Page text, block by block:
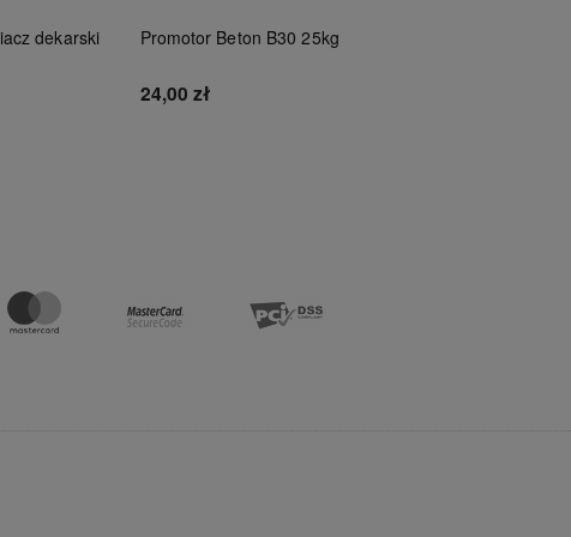
dekarski
Promotor Beton B30 25kg
24,00 zł